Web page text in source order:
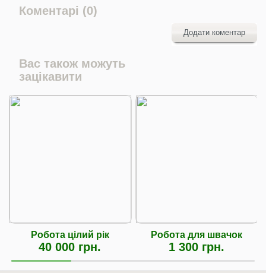
Коментарі (0)
Додати коментар
Вас також можуть
зацікавити
Робота цілий рік
40 000 грн.
Робота для швачок
1 300 грн.